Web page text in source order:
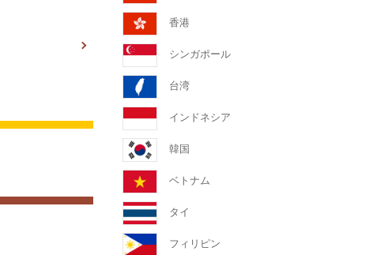
香港
シンガポール
台湾
インドネシア
韓国
ベトナム
タイ
フィリピン